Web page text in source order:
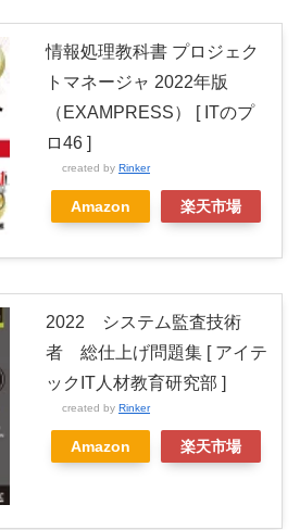
情報処理教科書 プロジェク
トマネージャ 2022年版
（EXAMPRESS） [ ITのプ
ロ46 ]
created by Rinker
Amazon 楽天市場
2022 システム監査技術
者 総仕上げ問題集 [ アイテ
ックIT人材教育研究部 ]
created by Rinker
Amazon 楽天市場